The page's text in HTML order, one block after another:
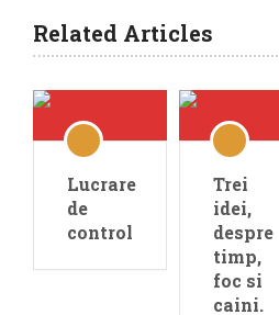
Related Articles
Lucrare
de
control
Trei
idei,
despre
timp,
foc si
caini.